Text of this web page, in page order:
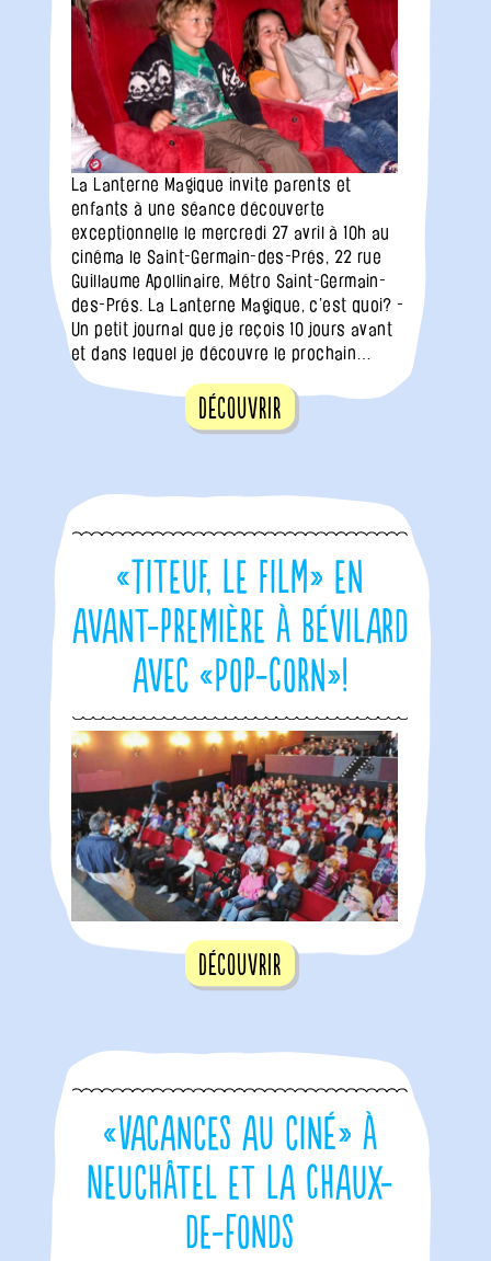
La Lanterne Magique invite parents et
enfants à une séance découverte
exceptionnelle le mercredi 27 avril à 10h au
cinéma le Saint-Germain-des-Prés, 22 rue
Guillaume Apollinaire, Métro Saint-Germain-
des-Prés. La Lanterne Magique, c’est quoi? -
Un petit journal que je reçois 10 jours avant
et dans lequel je découvre le prochain…
Découvrir
«Titeuf, le film» en
avant-première à Bévilard
avec «Pop-Corn»!
Découvrir
«Vacances au ciné» à
Neuchâtel et la Chaux-
de-Fonds